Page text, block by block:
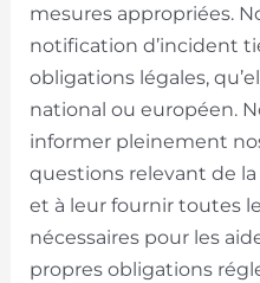
mesures appropriées.
notification d’incident
obligations légales,
national ou européen.
informer pleinement
questions relevant de
et à leur fournir toutes
nécessaires pour les
propres obligations